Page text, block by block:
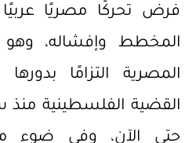
فرض تحركًا مصريًا عربيًا
المخطط وإفشاله، وهو
المصرية التزامًا
القضية الفلسطينية منذ
حتى الآن، وفي ضوء